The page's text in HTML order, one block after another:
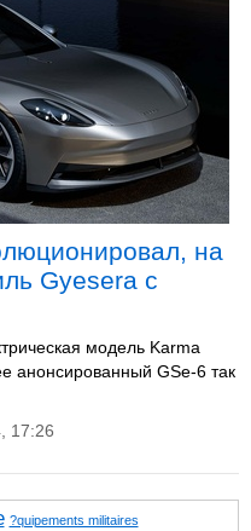
на
Gyesera с
модель Karma
анонсированный GSe-6 так
17:26
?quipements militaires